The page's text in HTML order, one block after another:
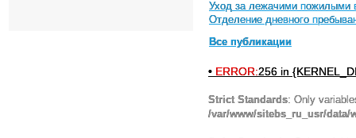
Уход за лежачими пожилыми
Отделение дневного
Все публикации
• ERROR:256 in
Strict Standards: Only
/var/www/sitebs_ru_usr/